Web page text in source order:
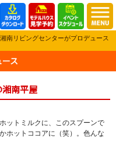
南リビングセンターがプロデュース
ス
湘南平屋
ットミルクに、このスプーンで
ホットココアに（笑）。色んな